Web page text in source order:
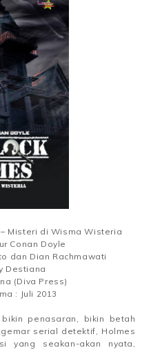
– Misteri di Wisma Wisteria
Conan Doyle
dan Dian Rachmawati
Destiana
(Diva Press)
: Juli 2013
penasaran, bikin betah
serial detektif, Holmes
yang seakan-akan nyata,